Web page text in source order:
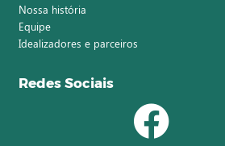
Nossa história
Equipe
Idealizadores e parceiros
Redes Sociais